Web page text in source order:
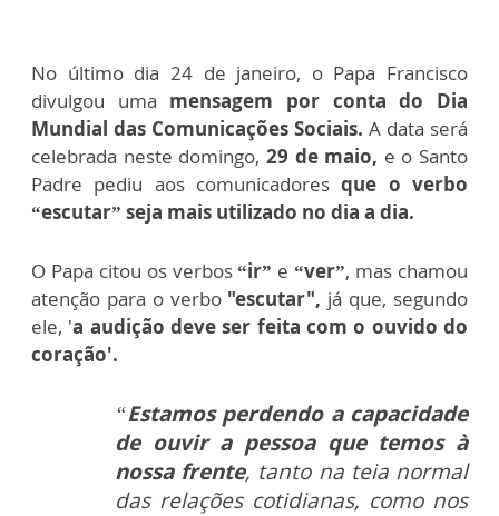
No último dia 24 de janeiro, o Papa Francisco
divulgou uma mensagem por conta do Dia
Mundial das Comunicações Sociais. A data será
celebrada neste domingo, 29 de maio, e o Santo
Padre pediu aos comunicadoresque o verbo
“escutar” seja mais utilizado no dia a dia.
O Papa citou os verbos“ir” e“ver”, mas chamou
atenção para o verbo "escutar", já que, segundo
ele, 'a audição deve ser feita com o ouvido do
coração'.
“Estamos perdendo a capacidade
de ouvir a pessoa que temos à
nossa frente, tanto na teia normal
das relações cotidianas, como nos